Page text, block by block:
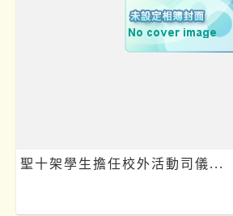
聖十架學生擔任校外活動司儀...